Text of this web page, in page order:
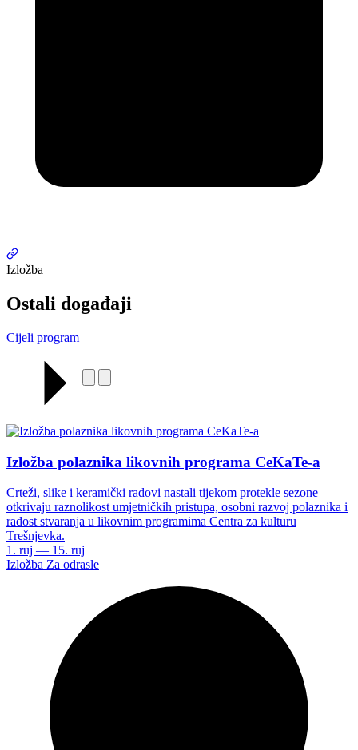
Izložba
Ostali događaji
Cijeli program
Izložba polaznika likovnih programa CeKaTe-a
Crteži, slike i keramički radovi nastali tijekom protekle sezone
otkrivaju raznolikost umjetničkih pristupa, osobni razvoj polaznika i
radost stvaranja u likovnim programima Centra za kulturu
Trešnjevka.
1. ruj — 15. ruj
Izložba Za odrasle